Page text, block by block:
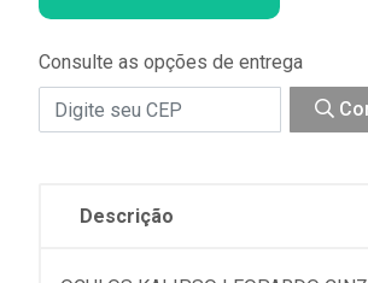
Consulte as opções de entrega
Descrição